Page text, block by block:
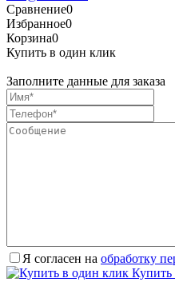
Сравнение0
Избранное0
Корзина0
Купить в один клик
Заполните данные для заказа
Я согласен на обработку
Купить